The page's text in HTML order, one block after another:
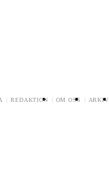
REDAKTION OM OSS ARKIV